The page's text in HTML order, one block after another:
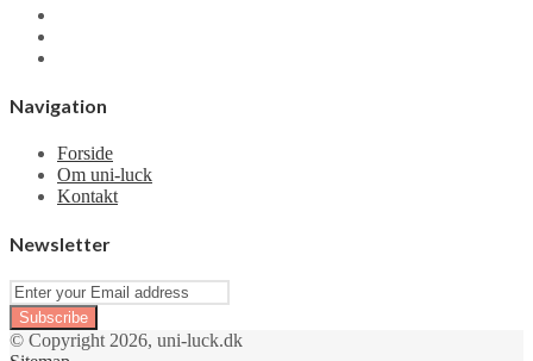
Navigation
Forside
Om uni-luck
Kontakt
Newsletter
Enter
your
Email
address
© Copyright 2026, uni-luck.dk